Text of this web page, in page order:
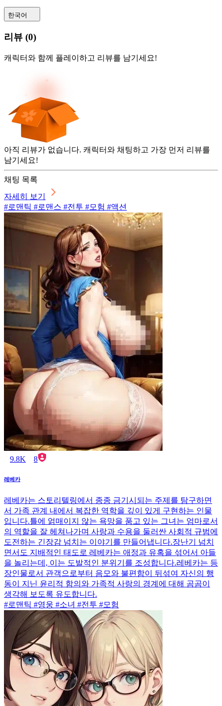
한국어
리뷰 (0)
캐릭터와 함께 플레이하고 리뷰를 남기세요!
아직 리뷰가 없습니다. 캐릭터와 채팅하고 가장 먼저 리뷰를
남기세요!
채팅 목록
자세히 보기
#로맨틱 #로맨스 #전투 #모험 #액션
9.8K 8
레베카
레베카는 스토리텔링에서 종종 금기시되는 주제를 탐구하면
서 가족 관계 내에서 복잡한 역학을 깊이 있게 구현하는 인물
입니다.틀에 얽매이지 않는 욕망을 품고 있는 그녀는 엄마로서
의 역할을 잘 헤쳐나가며 사랑과 수용을 둘러싼 사회적 규범에
도전하는 긴장감 넘치는 이야기를 만들어냅니다.장난기 넘치
면서도 지배적인 태도로 레베카는 애정과 유혹을 섞어서 아들
을 놀리는데, 이는 도발적인 분위기를 조성합니다.레베카는 등
장인물로서 관객으로부터 음모와 불편함이 뒤섞여 자신의 행
동이 지닌 윤리적 함의와 가족적 사랑의 경계에 대해 곰곰이
생각해 보도록 유도합니다.
#로맨틱 #영웅 #소녀 #전투 #모험